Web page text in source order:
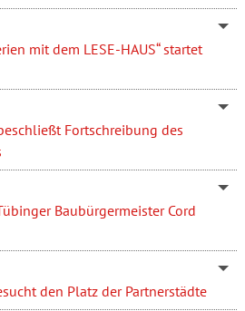
mit dem LESE-HAUS“ startet
Fortschreibung des
Baubürgermeister Cord
den Platz der Partnerstädte